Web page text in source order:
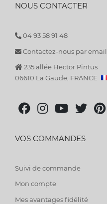
NOUS CONTACTER
04 93 58 91 48
Contactez-nous par email
235 allée Hector Pintus
06610 La Gaude, FRANCE
VOS COMMANDES
Suivi de commande
Mon compte
Mes avantages fidélité